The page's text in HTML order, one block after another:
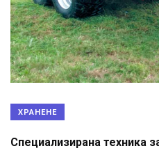
ХРАНЕНЕ
Специализирана техника